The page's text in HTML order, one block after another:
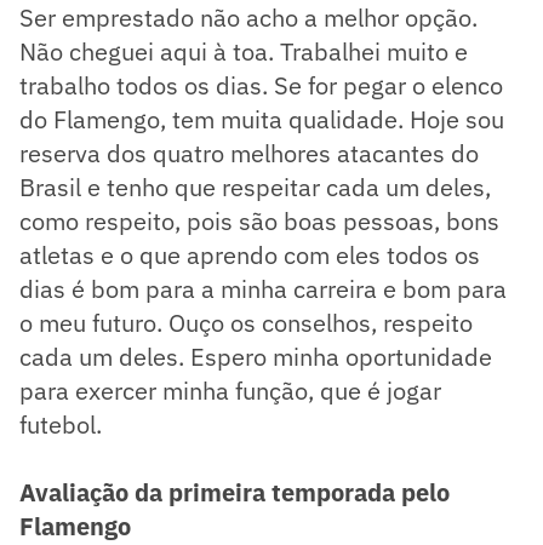
Ser emprestado não acho a melhor opção.
Não cheguei aqui à toa. Trabalhei muito e
trabalho todos os dias. Se for pegar o elenco
do Flamengo, tem muita qualidade. Hoje sou
reserva dos quatro melhores atacantes do
Brasil e tenho que respeitar cada um deles,
como respeito, pois são boas pessoas, bons
atletas e o que aprendo com eles todos os
dias é bom para a minha carreira e bom para
o meu futuro. Ouço os conselhos, respeito
cada um deles. Espero minha oportunidade
para exercer minha função, que é jogar
futebol.
Avaliação da primeira temporada pelo
Flamengo